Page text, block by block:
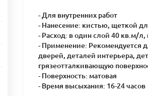
- Для внутренних работ
- Нанесение: кистью, щеткой
- Расход: в один слой 40 кв.м/
- Применение: Рекомендуется
дверей, деталей интерьера,
грязеотталкивающую
- Поверхность: матовая
- Время высыхания: 16-24 часов